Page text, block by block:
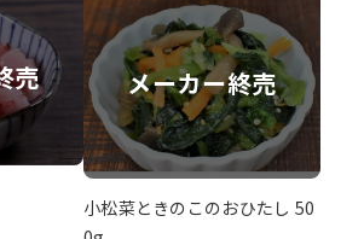
売 メーカー終売
小松菜ときのこのおひたし 50